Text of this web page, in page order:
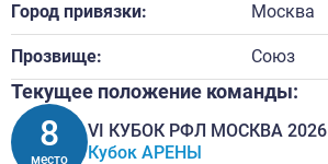
Город привязки: Москва
Прозвище: Союз
Текущее положение команды:
8
место
VI КУБОК РФЛ МОСКВА 2026
Кубок АРЕНЫ